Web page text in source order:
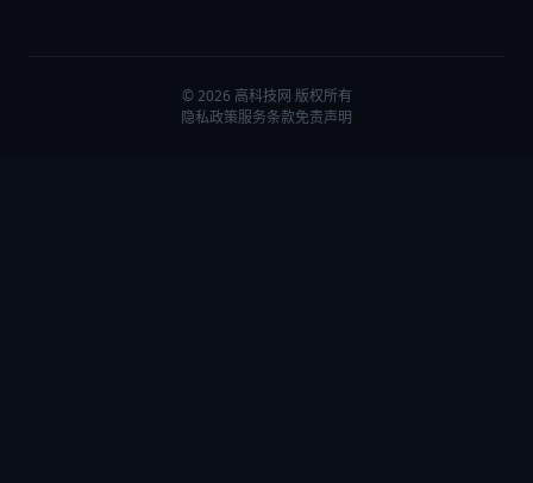
© 2026 高科技网 版权所有
隐私政策服务条款免责声明